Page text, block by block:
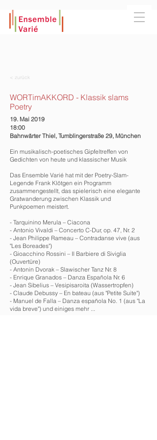
< zurück
WORTimAKKORD - Klassik slams
Poetry
19. Mai 2019
18:00
Bahnwärter Thiel, Tumblingerstraße 29, München
Ein musikalisch-poetisches Gipfeltreffen von
Gedichten von heute und klassischer Musik
Das Ensemble Varié hat mit der Poetry-Slam-
Legende Frank Klötgen ein Programm
zusammengestellt, das spielerisch eine elegante
Gratwanderung zwischen Klassik und
Punkpoemen meistert.
- Tarquinino Merula – Ciacona
- Antonio Vivaldi – Concerto C-Dur, op. 47, Nr. 2
- Jean Philippe Rameau – Contradanse vive (aus
"Les Boreades")
- Gioacchino Rossini – Il Barbiere di Siviglia
(Ouvertüre)
- Antonin Dvorak – Slawischer Tanz Nr. 8
- Enrique Granados – Danza Española Nr. 6
- Jean Sibelius – Vesipisaroita (Wassertropfen)
- Claude Debussy – En bateau (aus "Petite Suite")
- Manuel de Falla – Danza española No. 1 (aus "La
vida breve") und einiges mehr ...